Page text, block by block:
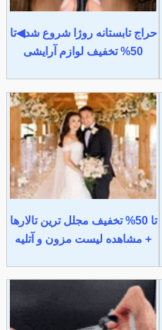
حراج تابستانه روژا شروع شد◀تا
50% تخفیف لوازم آرایشی
تا 50% تخفیف مجلل ترین تالارها
+ مشاهده لیست مزون و آتلیه